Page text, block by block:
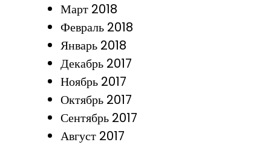
Март 2018
Февраль 2018
Январь 2018
Декабрь 2017
Ноябрь 2017
Октябрь 2017
Сентябрь 2017
Август 2017